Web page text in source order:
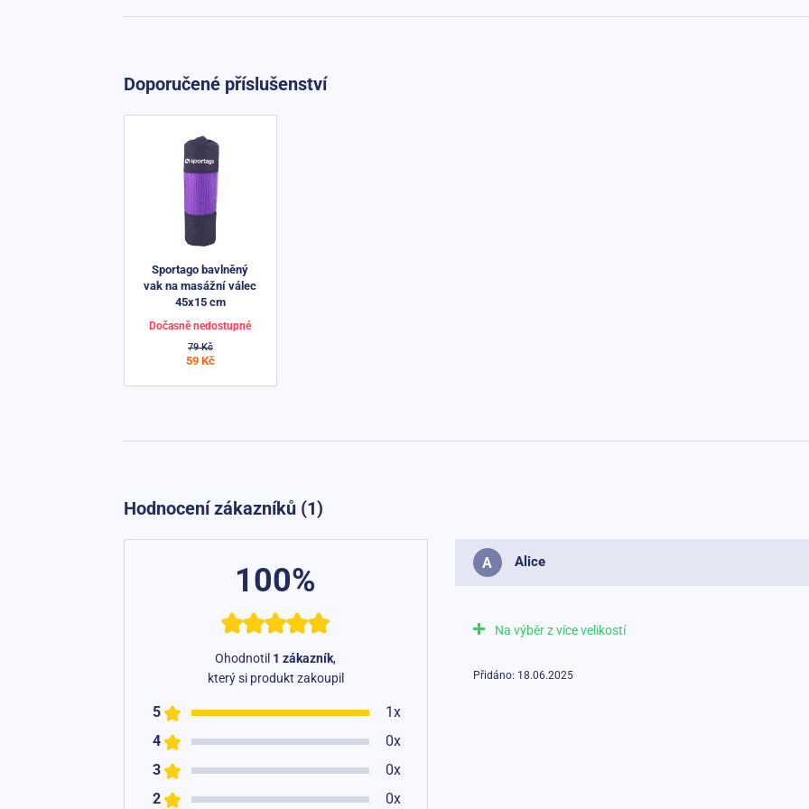
Doporučené příslušenství
Sportago bavlněný
vak na masážní válec
45x15 cm
79 Kč
59 Kč
Dočasně nedostupné
Hodnocení zákazníků (1)
100%
Ohodnotil 1 zákazník,
který si produkt zakoupil
5
1x
4
0x
3
0x
2
0x
A Alice
Na výběr z více velikostí
Přidáno: 18.06.2025